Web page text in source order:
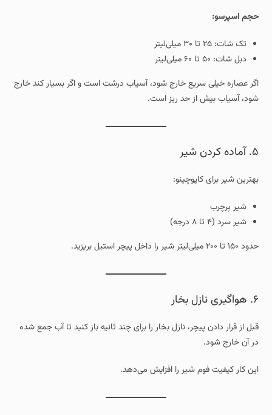
حجم اسپرسو:
تک شات: ۲۵ تا ۳۰ میلی‌لیتر
دبل شات: ۵۰ تا ۶۰ میلی‌لیتر
اگر عصاره خیلی سریع خارج شود، آسیاب درشت است و اگر بسیار کند خارج
شود، آسیاب بیش از حد ریز است.
۵. آماده کردن شیر
بهترین شیر برای کاپوچینو:
شیر پرچرب
شیر سرد (۴ تا ۸ درجه)
حدود ۱۵۰ تا ۲۰۰ میلی‌لیتر شیر را داخل پیچر استیل بریزید.
۶. هواگیری نازل بخار
قبل از قرار دادن پیچر، نازل بخار را برای چند ثانیه باز کنید تا آب جمع شده
در آن خارج شود.
این کار کیفیت فوم شیر را افزایش می‌دهد.